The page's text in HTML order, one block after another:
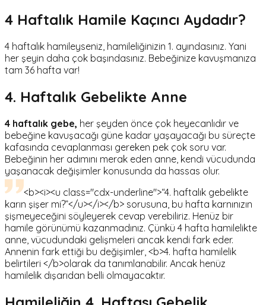
4 Haftalık Hamile Kaçıncı Aydadır?
4 haftalık hamileyseniz, hamileliğinizin 1. ayındasınız. Yani
her şeyin daha çok başındasınız. Bebeğinize kavuşmanıza
tam 36 hafta var!
4. Haftalık Gebelikte Anne
4 haftalık gebe, her şeyden önce çok heyecanlıdır ve
bebeğine kavuşacağı güne kadar yaşayacağı bu süreçte
kafasında cevaplanması gereken pek çok soru var.
Bebeğinin her adımını merak eden anne, kendi vücudunda
yaşanacak değişimler konusunda da hassas olur.
<b><i><u class="cdx-underline">“4. haftalık gebelikte
karın şişer mi?”</u></i></b> sorusuna, bu hafta karnınızın
şişmeyeceğini söyleyerek cevap verebiliriz. Henüz bir
hamile görünümü kazanmadınız. Çünkü 4 hafta hamilelikte
anne, vücudundaki gelişmeleri ancak kendi fark eder.
Annenin fark ettiği bu değişimler, <b>4. hafta hamilelik
belirtileri </b>olarak da tanımlanabilir. Ancak henüz
hamilelik dışarıdan belli olmayacaktır.